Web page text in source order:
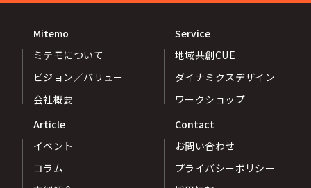
Mitemo
ミテモについて
ビジョン／バリュー
会社概要
Service
地域共創CUE
ダイナミクスデザイン
ワークショップ
Article
イベント
コラム
Contact
お問い合わせ
プライバシーポリシー